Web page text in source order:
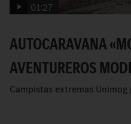
01:27
AUTOCARAVANA
AVENTUREROS
Campistas extremas